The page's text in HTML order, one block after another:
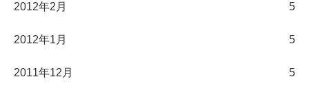
2012年2月 5
2012年1月 5
2011年12月 5